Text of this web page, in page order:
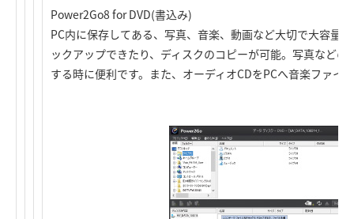
Power2Go8 for DVD(書込み)
PC内に保存してある、写真、音楽、動画など大切で大容量
ックアップできたり、ディスクのコピーが可能。写真など
する時に便利です。また、オーディオCDをPCへ音楽ファイ